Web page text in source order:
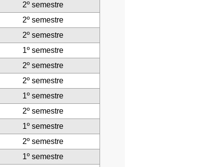
2º semestre
2º semestre
2º semestre
1º semestre
2º semestre
2º semestre
1º semestre
2º semestre
1º semestre
2º semestre
1º semestre